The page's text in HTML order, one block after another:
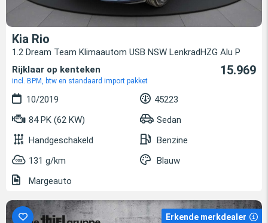
Kia Rio
1.2 Dream Team Klimaautom USB NSW LenkradHZG Alu P
Rijklaar op kenteken
incl. BPM, btw en standaard import pakket
15.969
10/2019
45223
84 PK (62 KW)
Sedan
Handgeschakeld
Benzine
131 g/km
Blauw
Margeauto
Erkende merkdealer